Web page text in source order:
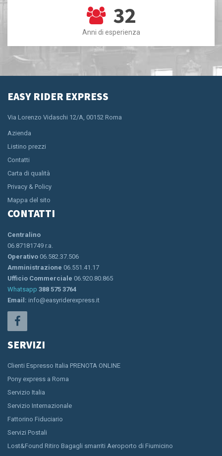
32
Anni di esperienza
EASY RIDER EXPRESS
Via Lorenzo Vidaschi 12/A, 00152 Roma
Azienda
Listino prezzi
Contatti
Carta di qualità
Privacy & Policy
Mappa del sito
CONTATTI
Centralino
06.87181749 r.a.
Operativo 06.582.37.506
Amministrazione 06.551.41.17
Ufficio Commerciale 06.920.80.865
Whatsapp 388 575 3764
Email: info@easyriderexpress.it
SERVIZI
Clienti Espresso Italia PRENOTA ONLINE
Pony express a Roma
Servizio Italia
Servizio Internazionale
Fattorino Fiduciario
Servizi Postali
Lost&Found Ritiro Bagagli smarriti Aeroporto di Fiumicino